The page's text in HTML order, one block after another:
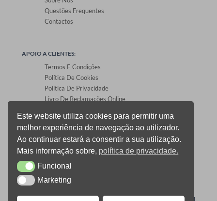
Questões Frequentes
Contactos
APOIO A CLIENTES:
Termos E Condições
Política De Cookies
Política De Privacidade
Livro De Reclamações Online
ÁREA DE CLIENTES:
Registo E Login
Carrinho De Compras
CheckOut
Gestão De Encomendas
ONEPRINT © 2021 TODOS OS DIREITOS RESERVADOS – DESIGN
Este website utiliza cookies para permitir uma
melhor experiência de navegação ao utilizador.
Ao continuar estará a consentir a sua utilização.
Mais informação sobre, política de privacidade.
FuncionalFuncional
MarketingMarketing